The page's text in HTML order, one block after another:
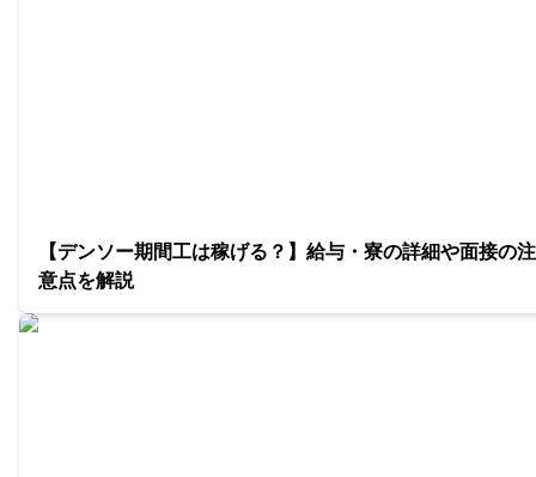
【デンソー期間工は稼げる？】給与・寮の詳細や面接の注
意点を解説